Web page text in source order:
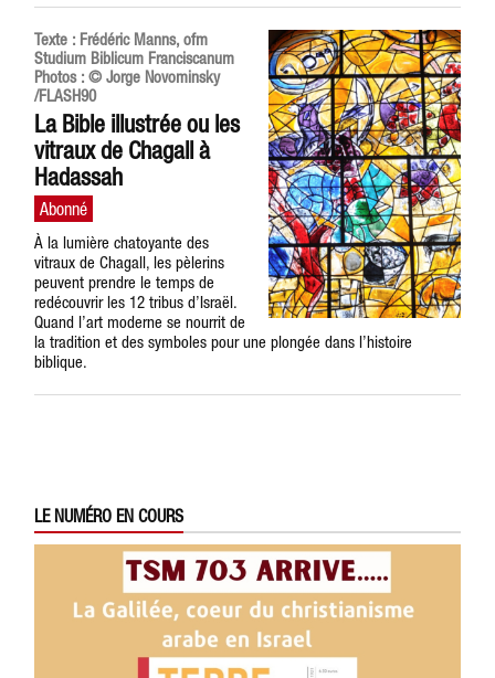
Texte : Frédéric Manns, ofm
Studium Biblicum Franciscanum
Photos : © Jorge Novominsky
/FLASH90
La Bible illustrée ou les
vitraux de Chagall à
Hadassah
À la lumière chatoyante des
vitraux de Chagall, les pèlerins
peuvent prendre le temps de
redécouvrir les 12 tribus d’Israël.
Quand l’art moderne se nourrit de
la tradition et des symboles pour une plongée dans l’histoire
biblique.
LE NUMÉRO EN COURS